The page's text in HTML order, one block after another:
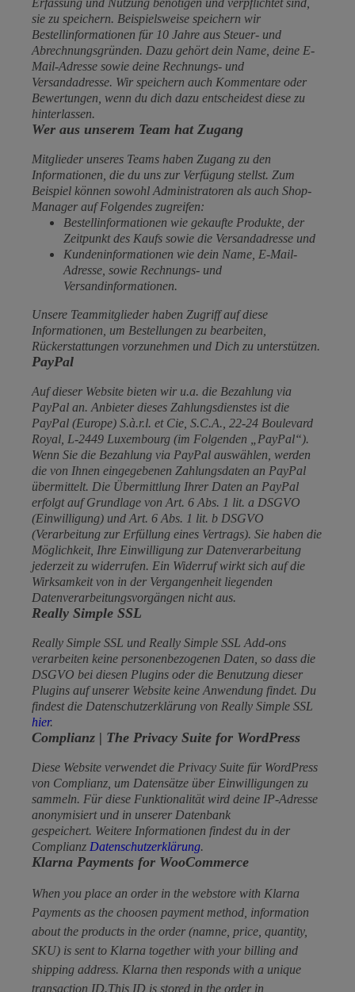
Erfassung und Nutzung benötigen und verpflichtet sind,
sie zu speichern. Beispielsweise speichern wir
Bestellinformationen für 10 Jahre aus Steuer- und
Abrechnungsgründen. Dazu gehört dein Name, deine E-
Mail-Adresse sowie deine Rechnungs- und
Versandadresse. Wir speichern auch Kommentare oder
Bewertungen, wenn du dich dazu entscheidest diese zu
hinterlassen.
Wer aus unserem Team hat Zugang
Mitglieder unseres Teams haben Zugang zu den
Informationen, die du uns zur Verfügung stellst. Zum
Beispiel können sowohl Administratoren als auch Shop-
Manager auf Folgendes zugreifen:
Bestellinformationen wie gekaufte Produkte, der
Zeitpunkt des Kaufs sowie die Versandadresse und
Kundeninformationen wie dein Name, E-Mail-
Adresse, sowie Rechnungs- und
Versandinformationen.
Unsere Teammitglieder haben Zugriff auf diese
Informationen, um Bestellungen zu bearbeiten,
Rückerstattungen vorzunehmen und Dich zu unterstützen.
PayPal
Auf dieser Website bieten wir u.a. die Bezahlung via
PayPal an. Anbieter dieses Zahlungsdienstes ist die
PayPal (Europe) S.à.r.l. et Cie, S.C.A., 22-24 Boulevard
Royal, L-2449 Luxembourg (im Folgenden „PayPal“).
Wenn Sie die Bezahlung via PayPal auswählen, werden
die von Ihnen eingegebenen Zahlungsdaten an PayPal
übermittelt. Die Übermittlung Ihrer Daten an PayPal
erfolgt auf Grundlage von Art. 6 Abs. 1 lit. a DSGVO
(Einwilligung) und Art. 6 Abs. 1 lit. b DSGVO
(Verarbeitung zur Erfüllung eines Vertrags). Sie haben die
Möglichkeit, Ihre Einwilligung zur Datenverarbeitung
jederzeit zu widerrufen. Ein Widerruf wirkt sich auf die
Wirksamkeit von in der Vergangenheit liegenden
Datenverarbeitungsvorgängen nicht aus.
Really Simple SSL
Really Simple SSL und Really Simple SSL Add-ons
verarbeiten keine personenbezogenen Daten, so dass die
DSGVO bei diesen Plugins oder die Benutzung dieser
Plugins auf unserer Website keine Anwendung findet. Du
findest die Datenschutzerklärung von Really Simple SSL
hier.
Complianz | The Privacy Suite for WordPress
Diese Website verwendet die Privacy Suite für WordPress
von Complianz, um Datensätze über Einwilligungen zu
sammeln. Für diese Funktionalität wird deine IP-Adresse
anonymisiert und in unserer Datenbank
gespeichert. Weitere Informationen findest du in der
Complianz Datenschutzerklärung.
Klarna Payments for WooCommerce
When you place an order in the webstore with Klarna
Payments as the choosen payment method, information
about the products in the order (namne, price, quantity,
SKU) is sent to Klarna together with your billing and
shipping address. Klarna then responds with a unique
transaction ID.This ID is stored in the order in